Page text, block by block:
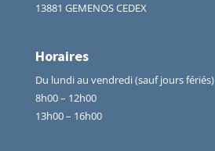
13881 GEMENOS CEDEX
Horaires
Du lundi au vendredi (sauf jours fériés)
8h00 – 12h00
13h00 – 16h00